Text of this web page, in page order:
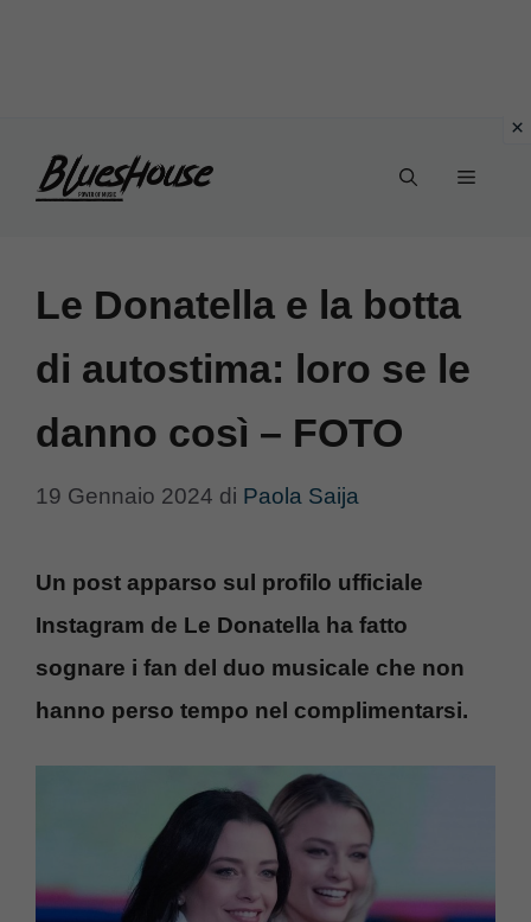
Menu
Le Donatella e la botta
di autostima: loro se le
danno così – FOTO
19 Gennaio 2024 di Paola Saija
Un post apparso sul profilo ufficiale
Instagram de Le Donatella ha fatto
sognare i fan del duo musicale che non
hanno perso tempo nel complimentarsi.